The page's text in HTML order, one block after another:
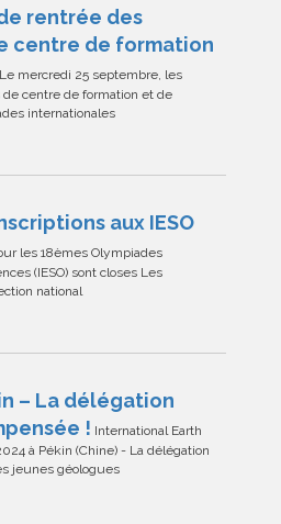
rentrée des
centre de formation
Le mercredi 25 septembre, les
centre de formation et de
internationales
aux IESO
les 18èmes Olympiades
(IESO) sont closes Les
national
– La délégation
! International Earth
à Pékin (Chine) - La délégation
jeunes géologues